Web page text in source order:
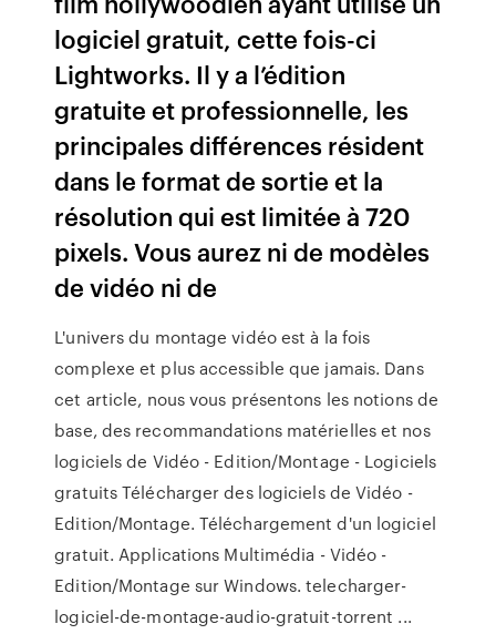
logiciel gratuit, cette fois-ci
Lightworks. Il y a l’édition
gratuite et professionnelle, les
principales différences résident
dans le format de sortie et la
résolution qui est limitée à 720
pixels. Vous aurez ni de modèles
de vidéo ni de
L'univers du montage vidéo est à la fois
complexe et plus accessible que jamais. Dans
cet article, nous vous présentons les notions de
base, des recommandations matérielles et nos
logiciels de Vidéo - Edition/Montage - Logiciels
gratuits Télécharger des logiciels de Vidéo -
Edition/Montage. Téléchargement d'un logiciel
gratuit. Applications Multimédia - Vidéo -
Edition/Montage sur Windows. telecharger-
logiciel-de-montage-audio-gratuit-torrent ...